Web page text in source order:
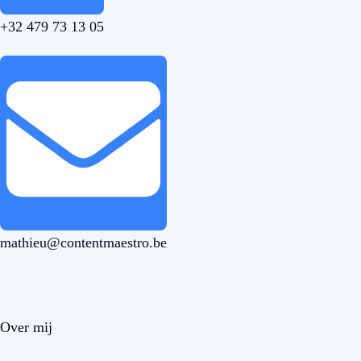
+32 479 73 13 05
mathieu@contentmaestro.be
Over mij